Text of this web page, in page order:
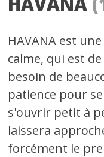
HAVANA est
calme, qui est
besoin de
patience pour
s'ouvrir petit à
laissera
forcément le